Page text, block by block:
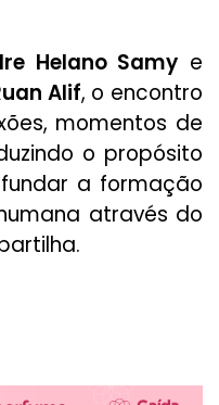
Helano Samy e
Alif, o encontro
momentos de
o propósito
a formação
através do